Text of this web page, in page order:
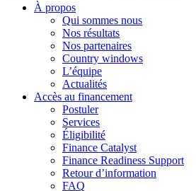
À propos
Qui sommes nous
Nos résultats
Nos partenaires
Country windows
L’équipe
Actualités
Accès au financement
Postuler
Services
Éligibilité
Finance Catalyst
Finance Readiness Support
Retour d’information
FAQ